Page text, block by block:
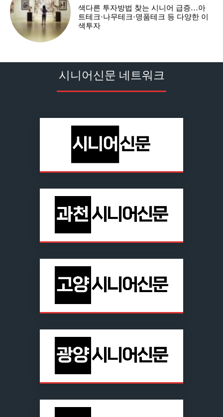
색다른 투자방법 찾는 시니어 급증…아
트테크·나무테크·명품테크 등 다양한 이
색투자
시니어신문 네트워크